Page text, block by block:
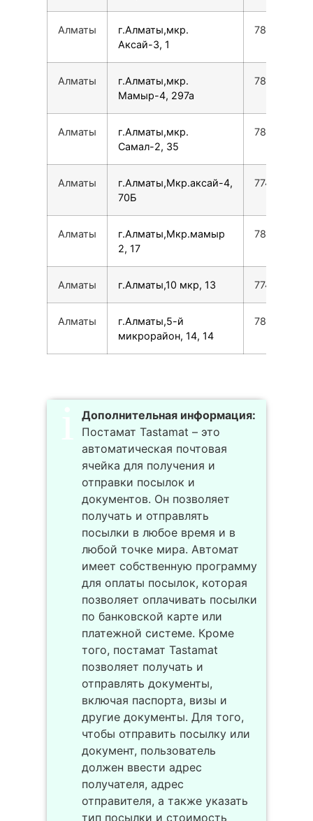
Алматы
г.Алматы,мкр.
Аксай-3, 1
Алматы
г.Алматы,мкр.
Мамыр-4, 297а
Алматы
г.Алматы,мкр.
Самал-2, 35
Алматы
г.Алматы,Мкр.аксай-4,
70Б
Алматы
г.Алматы,Мкр.мамыр
2, 17
Алматы г.Алматы,10 мкр, 13
Алматы
г.Алматы,5-й
микрорайон, 14, 14
Дополнительная информация:
Постамат Tastamat – это
автоматическая почтовая
ячейка для получения и
отправки посылок и
документов. Он позволяет
получать и отправлять
посылки в любое время и в
любой точке мира. Автомат
имеет собственную программу
для оплаты посылок, которая
позволяет оплачивать посылки
по банковской карте или
платежной системе. Кроме
того, постамат Tastamat
позволяет получать и
отправлять документы,
включая паспорта, визы и
другие документы. Для того,
чтобы отправить посылку или
документ, пользователь
должен ввести адрес
получателя, адрес
отправителя, а также указать
тип посылки и стоимость